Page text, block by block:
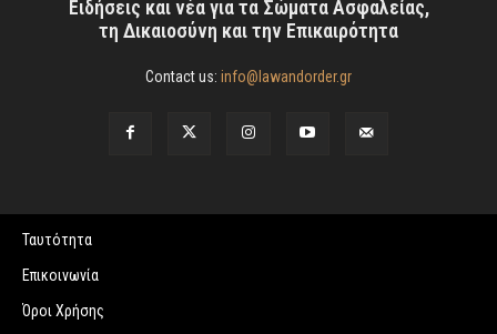
Ειδήσεις και νέα για τα Σώματα Ασφαλείας,
τη Δικαιοσύνη και την Επικαιρότητα
Contact us: info@lawandorder.gr
Ταυτότητα
Επικοινωνία
Όροι Χρήσης